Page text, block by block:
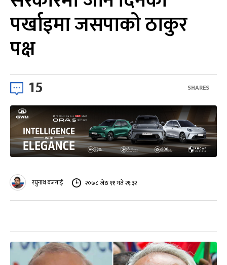
पर्खाइमा जसपाको ठाकुर
पक्ष
15 SHARES
रघुनाथ बजगाईं २०७८ जेठ ११ गते २१:३२